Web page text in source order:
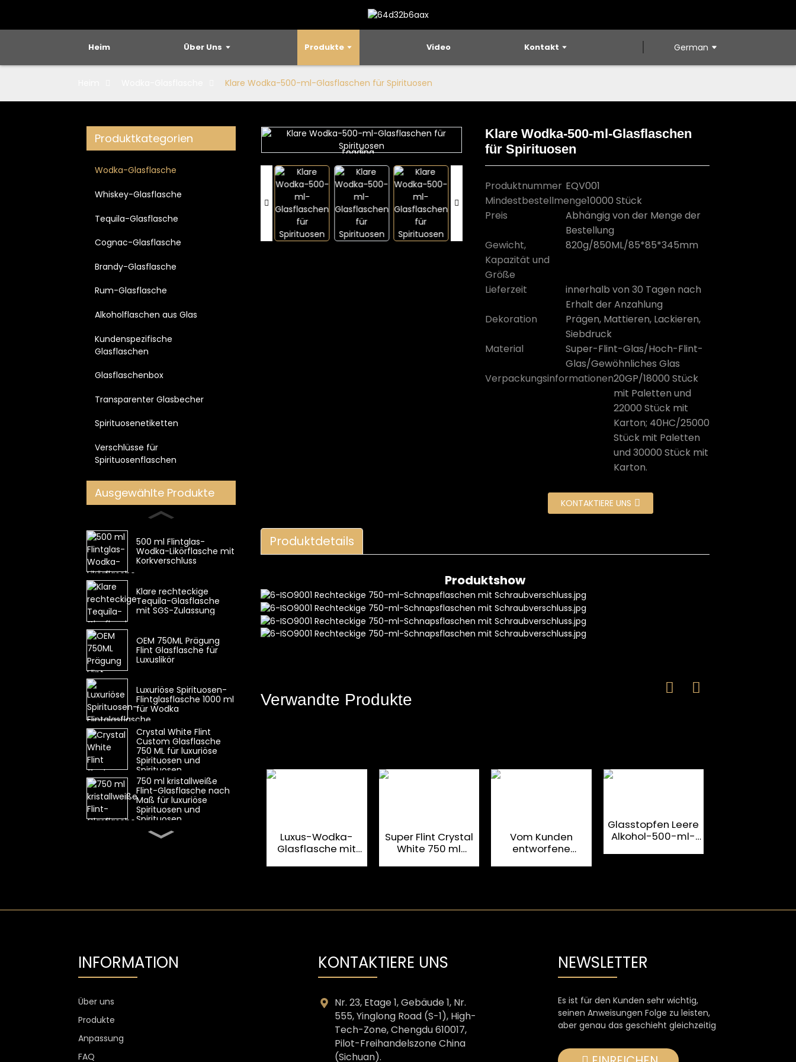
Heim Über Uns Produkte Video Kontakt German
Klare Wodka-500-ml-Glasflaschen für Spirituosen
Produktkategorien
Wodka-Glasflasche
Whiskey-Glasflasche
Tequila-Glasflasche
Cognac-Glasflasche
Brandy-Glasflasche
Rum-Glasflasche
Alkoholflaschen aus Glas
Kundenspezifische
Glasflaschen
Glasflaschenbox
Transparenter Glasbecher
Spirituosenetiketten
Verschlüsse für
Spirituosenflaschen
Ausgewählte Produkte
500 ml Flintglas-
Wodka-Likörflasche mit
Korkverschluss
Klare rechteckige
Tequila-Glasflasche
mit SGS-Zulassung
OEM 750ML Prägung
Flint Glasflasche für
Luxuslikör
Luxuriöse Spirituosen-
Flintglasflasche 1000 ml
für Wodka
Crystal White Flint
Custom Glasflasche
750 ML für luxuriöse
Spirituosen und
Spirituosen
750 ml kristallweiße
Flint-Glasflasche nach
Maß für luxuriöse
Spirituosen und
Spirituosen
Ovale 700-ml-
Spirituosenflaschen
Kundenspezifischer
Loading...
Loading... Loading...
Loading... Loading...
Loading...
Klare Wodka-500-ml-Glasflaschen
für Spirituosen
Produktnummer EQV001
Mindestbestellmenge10000 Stück
Preis
Abhängig von der Menge der
Bestellung
Gewicht,
Kapazität und
Größe
820g/850ML/85*85*345mm
Lieferzeit
innerhalb von 30 Tagen nach
Erhalt der Anzahlung
Dekoration
Prägen, Mattieren, Lackieren,
Siebdruck
Material
Super-Flint-Glas/Hoch-Flint-
Glas/Gewöhnliches Glas
Verpackungsinformationen20GP/18000 Stück
mit Paletten und
22000 Stück mit
Karton; 40HC/25000
Stück mit Paletten
und 30000 Stück mit
Karton.
KONTAKTIERE UNS
Produktdetails
Produktshow
Verwandte Produkte
Luxus-Wodka-
Glasflasche mit
Super Flint Crystal
White 750 ml
Vom Kunden
entworfene
Glasstopfen Leere
Alkohol-500-ml-
INFORMATION
Über uns
Produkte
Anpassung
FAQ
KONTAKTIERE UNS
Nr. 23, Etage 1, Gebäude 1, Nr.
555, Yinglong Road (S-1), High-
Tech-Zone, Chengdu 610017,
Pilot-Freihandelszone China
(Sichuan).
NEWSLETTER
Es ist für den Kunden sehr wichtig,
seinen Anweisungen Folge zu leisten,
aber genau das geschieht gleichzeitig